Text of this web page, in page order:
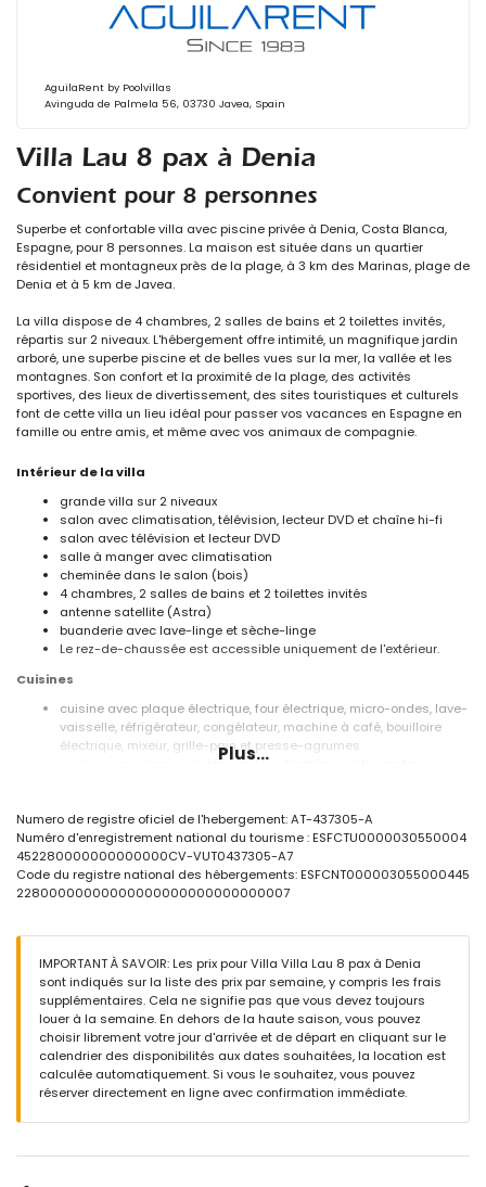
Villa Lau 8 pax à Denia
Convient pour 8 personnes
Superbe et confortable villa avec piscine privée à Denia, Costa Blanca,
Espagne, pour 8 personnes. La maison est située dans un quartier
résidentiel et montagneux près de la plage, à 3 km des Marinas, plage de
Denia et à 5 km de Javea.
La villa dispose de 4 chambres, 2 salles de bains et 2 toilettes invités,
répartis sur 2 niveaux. L'hébergement offre intimité, un magnifique jardin
arboré, une superbe piscine et de belles vues sur la mer, la vallée et les
montagnes. Son confort et la proximité de la plage, des activités
sportives, des lieux de divertissement, des sites touristiques et culturels
font de cette villa un lieu idéal pour passer vos vacances en Espagne en
famille ou entre amis, et même avec vos animaux de compagnie.
Intérieur de la villa
grande villa sur 2 niveaux
salon avec climatisation, télévision, lecteur DVD et chaîne hi-fi
salon avec télévision et lecteur DVD
salle à manger avec climatisation
cheminée dans le salon (bois)
4 chambres, 2 salles de bains et 2 toilettes invités
antenne satellite (Astra)
buanderie avec lave-linge et sèche-linge
Le rez-de-chaussée est accessible uniquement de l'extérieur.
Cuisines
cuisine avec plaque électrique, four électrique, micro-ondes, lave-
vaisselle, réfrigérateur, congélateur, machine à café, bouilloire
électrique, mixeur, grille-pain et presse-agrumes
cuisine avec plaque électrique, four électrique, réfrigérateur,
Chambres et salles de bains
chambre avec lit superposé (mesurant 200 par 90 cm)
chambre avec climatisation et 2 lits simples (mesurant 190 par
90 cm)
90 cm)
chambre avec 2 lits simples (mesurant 190 par 90 cm)
salle de bains avec double vasque, baignoire/douche et toilettes
salle de bains avec double vasque, douche et toilettes
Extérieur de la villa
terrain clôturé
piscine privée en forme de rein mesurant 13m x 5m et 2m de
profondeur
magnifique jardin avec pelouse, arbres et mobilier de jardin avec
transats
cuisine extérieure et barbecue
Plus...
Numero de registre oficiel de l'hebergement: AT-437305-A
Numéro d'enregistrement national du tourisme : ESFCTU0000030550004
452280000000000000CV-VUT0437305-A7
Code du registre national des hébergements: ESFCNT000003055000445
22800000000000000000000000000007
IMPORTANT À SAVOIR: Les prix pour Villa Villa Lau 8 pax à Denia
sont indiqués sur la liste des prix par semaine, y compris les frais
supplémentaires. Cela ne signifie pas que vous devez toujours
louer à la semaine. En dehors de la haute saison, vous pouvez
choisir librement votre jour d'arrivée et de départ en cliquant sur le
calendrier des disponibilités aux dates souhaitées, la location est
calculée automatiquement. Si vous le souhaitez, vous pouvez
réserver directement en ligne avec confirmation immédiate.
AguilaRent by Poolvillas
Avinguda de Palmela 56, 03730 Javea, Spain